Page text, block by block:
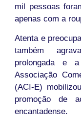
mil pessoas
apenas com a
Atenta e
também
prolongada e
Associação
(ACI-E)
promoção de
encantadense.